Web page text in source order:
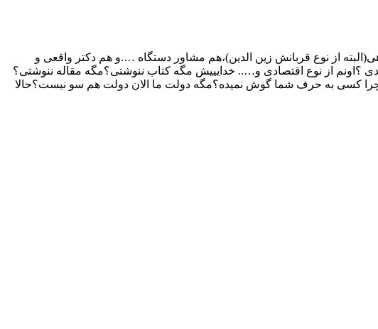
از نوع قربانش زین الدین)،هم مشاور دستگاه ….و هم دکتر واقعی و
؟اونم از نوع اقتصادی و….. خدایییش مگه کتاب ننوشتی؟مگه مقاله ننوشتی؟
چرا کسی به حرف شما گوش نمیده؟مگه دولت ما الان دولت هم سو نیست؟حالا